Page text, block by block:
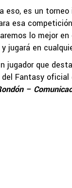
eso, es un
esa
lo mejor
jugará en
jugador que
Fantasy oficial
–